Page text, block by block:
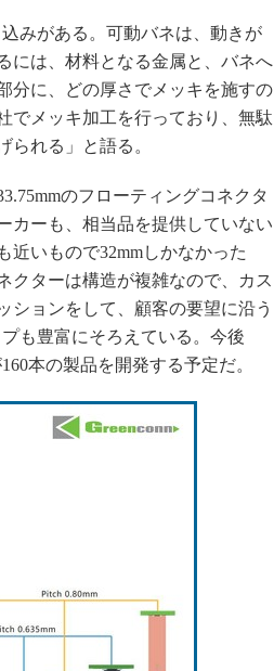
みがある。可動バネは、動きが
には、材料となる金属と、バネへ
分に、どの厚さでメッキを施すの
でメッキ加工を行っており、無駄
られる」と語る。
のフローティングコネクタ
カーも、相当品を提供していない
近いもので32mmしかなかった
クターは構造が複雑なので、カス
ションをして、顧客の要望に沿う
も豊富にそろえている。今後
本の製品を開発する予定だ。